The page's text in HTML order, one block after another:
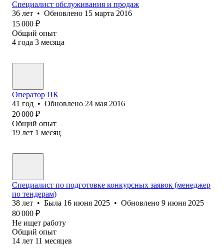
Специалист обслуживания и продаж
36 лет • Обновлено 15 марта 2016
15 000 ₽
Общий опыт
4 года 3 месяца
Оператор ПК
41 год • Обновлено 24 мая 2016
20 000 ₽
Общий опыт
19 лет 1 месяц
Специалист по подготовке конкурсных заявок (менеджер
по тендерам)
38 лет • Была 16 июня 2025 • Обновлено 9 июня 2025
80 000 ₽
Не ищет работу
Общий опыт
14 лет 11 месяцев